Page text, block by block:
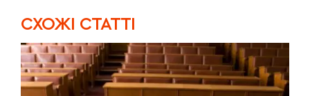
CХОЖІ СТАТТІ